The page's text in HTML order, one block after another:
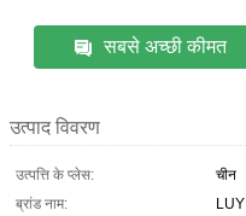
सबसे अच्छी कीमत
उत्पाद विवरण
उत्पत्ति के प्लेस:
चीन
ब्रांड नाम:
LUY